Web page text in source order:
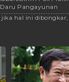
Pangayunan
hal ini